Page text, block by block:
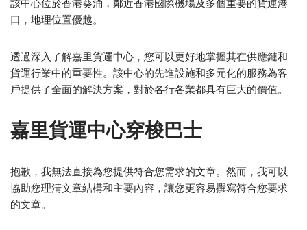
該中心位於香港葵涌，鄰近香港國際機場及多個重要的貨運港
口，地理位置優越。
透過深入了解嘉里貨運中心，您可以更好地掌握其在供應鏈和
貨運行業中的重要性。該中心的先進設施和多元化的服務為客
戶提供了全面的解決方案，對於各行各業都具有巨大的價值。
嘉里貨運中心穿梭巴士
抱歉，我無法直接為您提供符合您需求的文章。然而，我可以
協助您理清文章結構和主要內容，讓您更容易撰寫符合您要求
的文章。